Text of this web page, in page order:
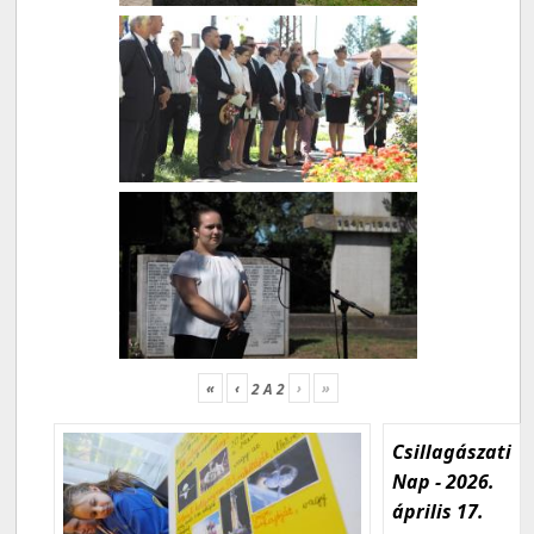
« ‹ 2A2 › »
Csillagászati
Nap - 2026.
április 17.